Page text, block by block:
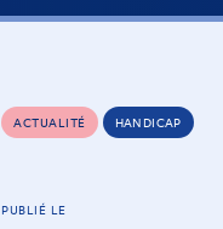
ACTUALITÉ HANDICAP
PUBLIÉ LE